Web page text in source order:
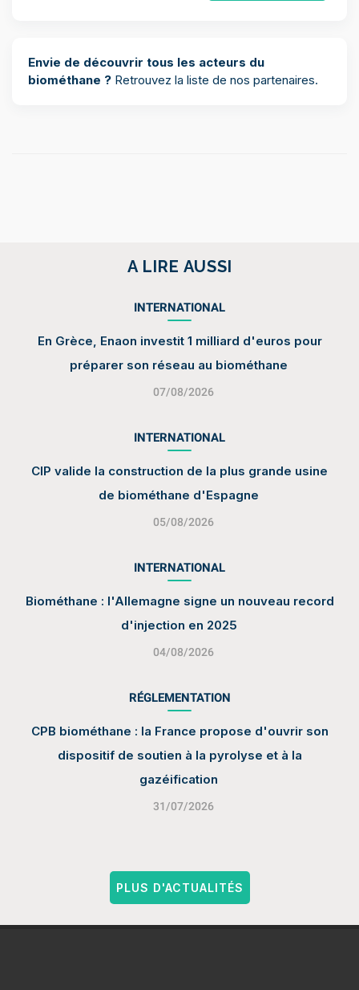
Envie de découvrir tous les acteurs du
biométhane ? Retrouvez la liste de nos partenaires.
A LIRE AUSSI
INTERNATIONAL
En Grèce, Enaon investit 1 milliard d'euros pour
préparer son réseau au biométhane
07/08/2026
INTERNATIONAL
CIP valide la construction de la plus grande usine
de biométhane d'Espagne
05/08/2026
INTERNATIONAL
Biométhane : l'Allemagne signe un nouveau record
d'injection en 2025
04/08/2026
RÉGLEMENTATION
CPB biométhane : la France propose d'ouvrir son
dispositif de soutien à la pyrolyse et à la
gazéification
31/07/2026
PLUS D'ACTUALITÉS